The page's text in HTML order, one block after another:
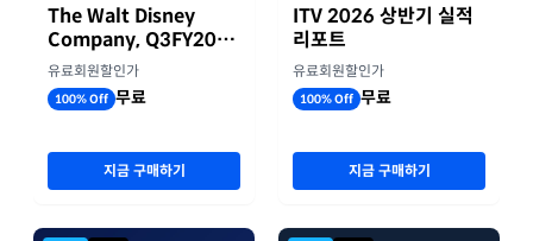
The Walt Disney
Company, Q3FY2026
실적자료
유료회원할인가
100% Off 무료
지금 구매하기
ITV 2026 상반기 실적
리포트
유료회원할인가
100% Off 무료
지금 구매하기